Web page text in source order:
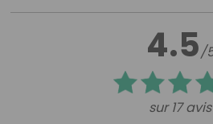
4.5/
sur 17 avis